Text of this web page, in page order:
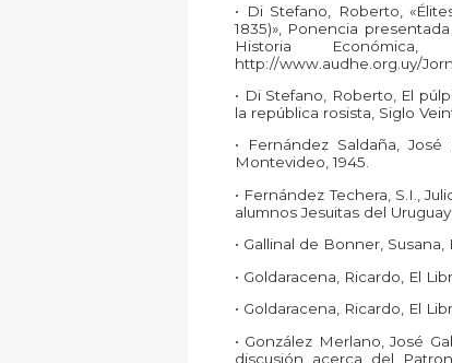
• Di Stefano, Roberto,
1835)», Ponencia
Historia
http://www.audhe.org.uy/
• Di Stefano, Roberto, El
la república rosista, Siglo
• Fernández Saldaña, José
Montevideo, 1945.
• Fernández Techera, S.I.,
alumnos Jesuitas del
• Gallinal de Bonner,
• Goldaracena, Ricardo, El
• Goldaracena, Ricardo, El
• González Merlano, José
discusión acerca del